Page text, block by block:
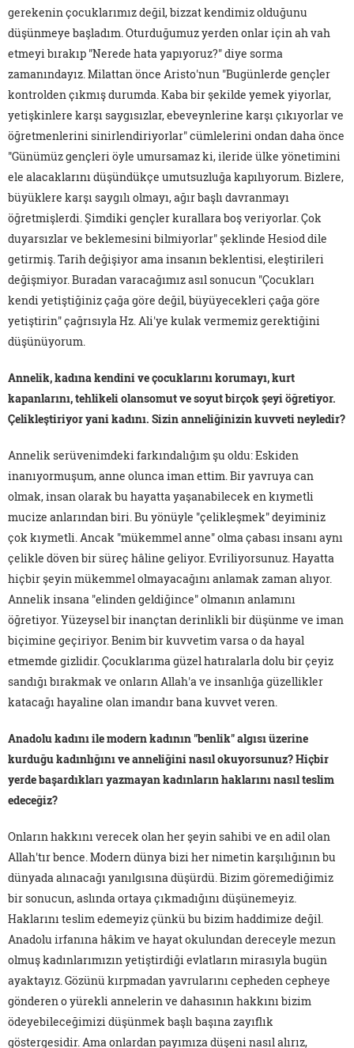
gerekenin çocuklarımız değil, bizzat kendimiz olduğunu
düşünmeye başladım. Oturduğumuz yerden onlar için ah vah
etmeyi bırakıp "Nerede hata yapıyoruz?" diye sorma
zamanındayız. Milattan önce Aristo'nun "Bugünlerde gençler
kontrolden çıkmış durumda. Kaba bir şekilde yemek yiyorlar,
yetişkinlere karşı saygısızlar, ebeveynlerine karşı çıkıyorlar ve
öğretmenlerini sinirlendiriyorlar" cümlelerini ondan daha önce
"Günümüz gençleri öyle umursamaz ki, ileride ülke yönetimini
ele alacaklarını düşündükçe umutsuzluğa kapılıyorum. Bizlere,
büyüklere karşı saygılı olmayı, ağır başlı davranmayı
öğretmişlerdi. Şimdiki gençler kurallara boş veriyorlar. Çok
duyarsızlar ve beklemesini bilmiyorlar" şeklinde Hesiod dile
getirmiş. Tarih değişiyor ama insanın beklentisi, eleştirileri
değişmiyor. Buradan varacağımız asıl sonucun "Çocukları
kendi yetiştiğiniz çağa göre değil, büyüyecekleri çağa göre
yetiştirin" çağrısıyla Hz. Ali'ye kulak vermemiz gerektiğini
düşünüyorum.
Annelik, kadına kendini ve çocuklarını korumayı, kurt
kapanlarını, tehlikeli olansomut ve soyut birçok şeyi öğretiyor.
Çelikleştiriyor yani kadını. Sizin anneliğinizin kuvveti neyledir?
Annelik serüvenimdeki farkındalığım şu oldu: Eskiden
inanıyormuşum, anne olunca iman ettim. Bir yavruya can
olmak, insan olarak bu hayatta yaşanabilecek en kıymetli
mucize anlarından biri. Bu yönüyle "çelikleşmek" deyiminiz
çok kıymetli. Ancak "mükemmel anne" olma çabası insanı aynı
çelikle döven bir süreç hâline geliyor. Evriliyorsunuz. Hayatta
hiçbir şeyin mükemmel olmayacağını anlamak zaman alıyor.
Annelik insana "elinden geldiğince" olmanın anlamını
öğretiyor. Yüzeysel bir inançtan derinlikli bir düşünme ve iman
biçimine geçiriyor. Benim bir kuvvetim varsa o da hayal
etmemde gizlidir. Çocuklarıma güzel hatıralarla dolu bir çeyiz
sandığı bırakmak ve onların Allah'a ve insanlığa güzellikler
katacağı hayaline olan imandır bana kuvvet veren.
Anadolu kadını ile modern kadının "benlik" algısı üzerine
kurduğu kadınlığını ve anneliğini nasıl okuyorsunuz? Hiçbir
yerde başardıkları yazmayan kadınların haklarını nasıl teslim
edeceğiz?
Onların hakkını verecek olan her şeyin sahibi ve en adil olan
Allah'tır bence. Modern dünya bizi her nimetin karşılığının bu
dünyada alınacağı yanılgısına düşürdü. Bizim göremediğimiz
bir sonucun, aslında ortaya çıkmadığını düşünemeyiz.
Haklarını teslim edemeyiz çünkü bu bizim haddimize değil.
Anadolu irfanına hâkim ve hayat okulundan dereceyle mezun
olmuş kadınlarımızın yetiştirdiği evlatların mirasıyla bugün
ayaktayız. Gözünü kırpmadan yavrularını cepheden cepheye
gönderen o yürekli annelerin ve dahasının hakkını bizim
ödeyebileceğimizi düşünmek başlı başına zayıflık
göstergesidir. Ama onlardan payımıza düşeni nasıl alırız,